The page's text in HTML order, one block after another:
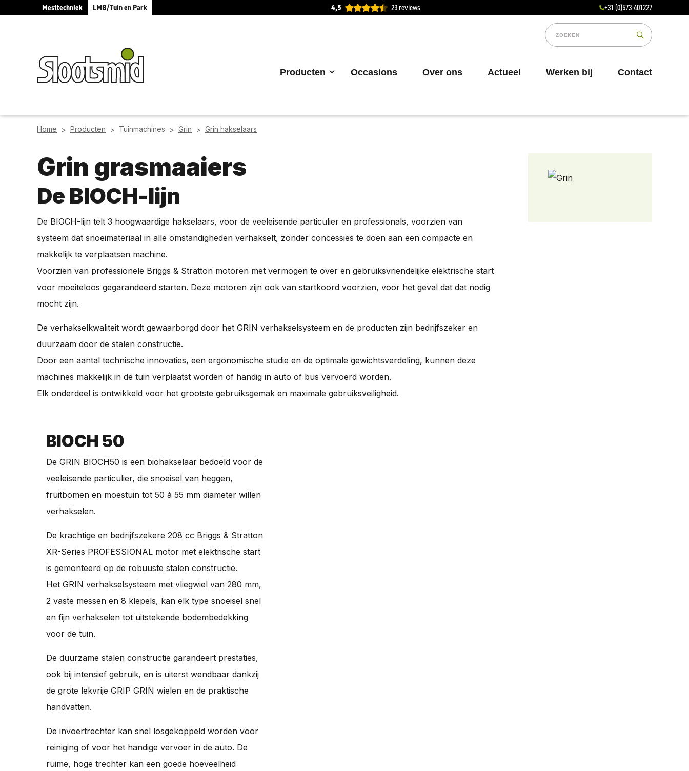
Mesttechniek LMB/Tuin en Park 4,5 23 reviews +31 (0)573-401227
Producten Occasions Over ons Actueel Werken bij Contact
Home > Producten > Tuinmachines > Grin > Grin hakselaars
Grin grasmaaiers
De BIOCH-lijn
De BIOCH-lijn telt 3 hoogwaardige hakselaars, voor de veeleisende particulier en professionals, voorzien van
systeem dat snoeimateriaal in alle omstandigheden verhakselt, zonder concessies te doen aan een compacte en
makkelijk te verplaatsen machine.
Voorzien van professionele Briggs & Stratton motoren met vermogen te over en gebruiksvriendelijke elektrische start
voor moeiteloos gegarandeerd starten. Deze motoren zijn ook van startkoord voorzien, voor het geval dat dat nodig
mocht zijn.
De verhakselkwaliteit wordt gewaarborgd door het GRIN verhakselsysteem en de producten zijn bedrijfszeker en
duurzaam door de stalen constructie.
Door een aantal technische innovaties, een ergonomische studie en de optimale gewichtsverdeling, kunnen deze
machines makkelijk in de tuin verplaatst worden of handig in auto of bus vervoerd worden.
Elk onderdeel is ontwikkeld voor het grootste gebruiksgemak en maximale gebruiksveiligheid.
BIOCH 50
De GRIN BIOCH50 is een biohakselaar bedoeld voor de
veeleisende particulier, die snoeisel van heggen,
fruitbomen en moestuin tot 50 à 55 mm diameter willen
verhakselen.
De krachtige en bedrijfszekere 208 cc Briggs & Stratton
XR-Series PROFESSIONAL motor met elektrische start
is gemonteerd op de robuuste stalen constructie.
Het GRIN verhakselsysteem met vliegwiel van 280 mm,
2 vaste messen en 8 klepels, kan elk type snoeisel snel
en fijn verhakselen tot uitstekende bodembedekking
voor de tuin.
De duurzame stalen constructie garandeert prestaties,
ook bij intensief gebruik, en is uiterst wendbaar dankzij
de grote lekvrije GRIP GRIN wielen en de praktische
handvatten.
De invoertrechter kan snel losgekoppeld worden voor
reiniging of voor het handige vervoer in de auto. De
ruime, hoge trechter kan een goede hoeveelheid